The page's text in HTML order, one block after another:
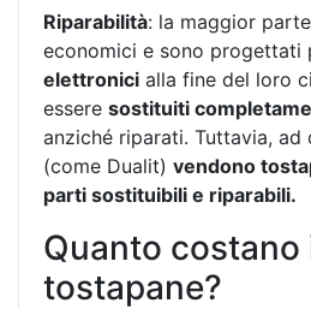
Riparabilità: la maggior
economici e sono progettati
elettronici alla fine del loro
essere sostituiti
anziché riparati. Tuttavia, ad
(come Dualit) vendono
parti sostituibili e riparabili.
Quanto costano
tostapane?